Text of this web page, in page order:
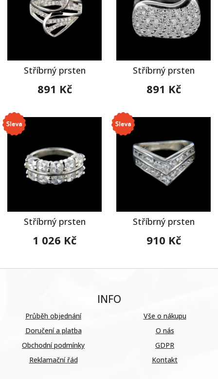
Stříbrný prsten
891 Kč
Stříbrný prsten
891 Kč
Stříbrný prsten
1 026 Kč
Stříbrný prsten
910 Kč
INFO
Průběh objednání
Doručení a platba
Obchodní podmínky
Reklamační řád
Vše o nákupu
O nás
GDPR
Kontakt